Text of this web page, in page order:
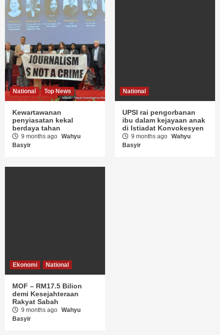
National Top News
Kewartawanan
penyiasatan kekal
berdaya tahan
9 months ago Wahyu
Basyir
National
UPSI rai pengorbanan
ibu dalam kejayaan anak
di Istiadat Konvokesyen
9 months ago Wahyu
Basyir
Ekonomi National
MOF – RM17.5 Bilion
demi Kesejahteraan
Rakyat Sabah
9 months ago Wahyu
Basyir